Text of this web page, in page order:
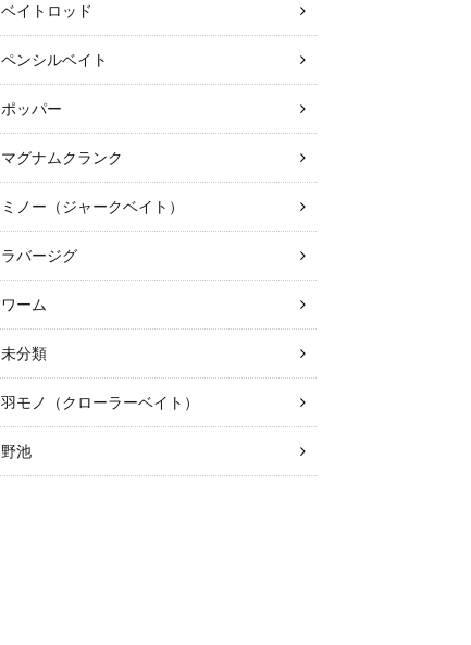
ベイトロッド
ペンシルベイト
ポッパー
マグナムクランク
ミノー（ジャークベイト）
ラバージグ
ワーム
未分類
羽モノ（クローラーベイト）
野池